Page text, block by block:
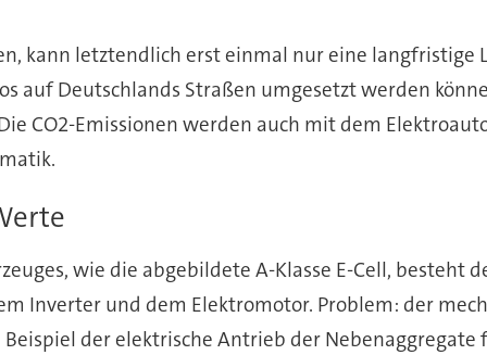
kann letztendlich erst einmal nur eine langfristige
auf Deutschlands Straßen umgesetzt werden
CO2-Emissionen werden auch mit dem
wie die abgebildete A-Klasse E-Cell, besteht
Inverter und dem Elektromotor. Problem: der
der elektrische Antrieb der